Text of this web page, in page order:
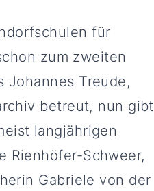
für
zum zweiten
Johannes Treude,
betreut, nun gibt
langjährigen
Rienhöfer-Schweer,
Gabriele von der